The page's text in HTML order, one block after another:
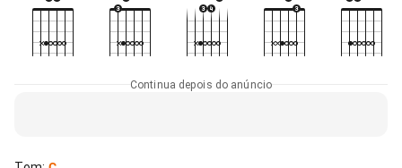
Continua depois do anúncio